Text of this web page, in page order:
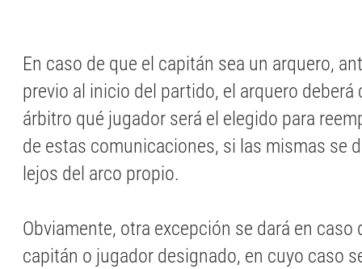
En caso de que el capitán sea un arquero,
previo al inicio del partido, el arquero deberá
árbitro qué jugador será el elegido para
de estas comunicaciones, si las mismas se
lejos del arco propio.
Obviamente, otra excepción se dará en caso
capitán o jugador designado, en cuyo caso